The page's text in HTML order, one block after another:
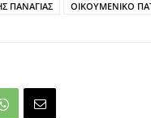
ΠΑΝΑΓΙΑΣ ΟΙΚΟΥΜΕΝΙΚΟ